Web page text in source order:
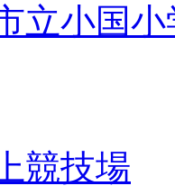
立小国小
競技場